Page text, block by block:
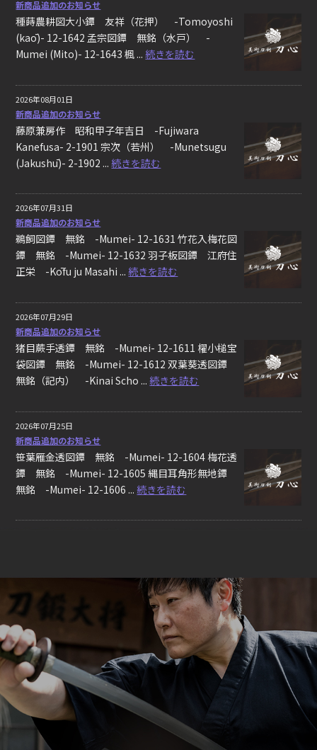
新商品追加のお知らせ
種蒔農耕図大小鐔 友祥（花押） -Tomoyoshi
(kaō)- 12-1642 孟宗図鐔 無銘（水戸） -
Mumei (Mito)- 12-1643 楓 ...続きを読む
2026年08月01日
新商品追加のお知らせ
藤原兼房作 昭和甲子年吉日 -Fujiwara
Kanefusa- 2-1901 宗次（若州） -Munetsugu
(Jakushū)- 2-1902 ...続きを読む
2026年07月31日
新商品追加のお知らせ
鵜飼図鐔 無銘 -Mumei- 12-1631 竹花入梅花図
鐔 無銘 -Mumei- 12-1632 羽子板図鐔 江府住
正栄 -Kōfu ju Masahi ...続きを読む
2026年07月29日
新商品追加のお知らせ
猪目蕨手透鐔 無銘 -Mumei- 12-1611 櫂小槌宝
袋図鐔 無銘 -Mumei- 12-1612 双葉葵透図鐔
無銘（記内） -Kinai Scho ...続きを読む
2026年07月25日
新商品追加のお知らせ
笹葉雁金透図鐔 無銘 -Mumei- 12-1604 梅花透
鐔 無銘 -Mumei- 12-1605 縄目耳角形無地鐔
無銘 -Mumei- 12-1606 ...続きを読む